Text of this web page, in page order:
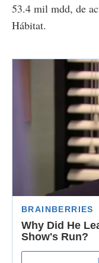
53.4 mil mdd, de
Hábitat.